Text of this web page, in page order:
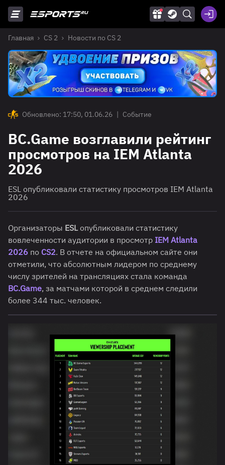
Главная CS 2 Новости по CS 2
Обновлено: 17:50, 01.06.26 | Событие
BC.Game возглавили рейтинг
просмотров на IEM Atlanta
2026
ESL опубликовали статистику просмотров IEM Atlanta
2026
Организаторы ESLопубликовали статистику
вовлеченности аудитории в просмотр IEM Atlanta
2026 по CS2. В отчете на официальном сайте они
отметили, что абсолютным лидером по среднему
числу зрителей на трансляциях стала команда
BC.Game, за матчами которой в среднем следили
более 344 тыс. человек.